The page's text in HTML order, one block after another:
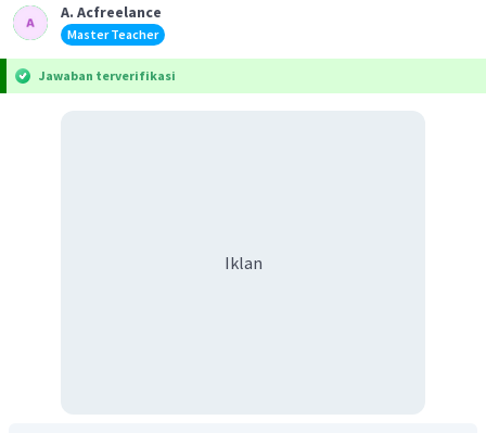
A. Acfreelance
Master Teacher
Jawaban terverifikasi
Iklan